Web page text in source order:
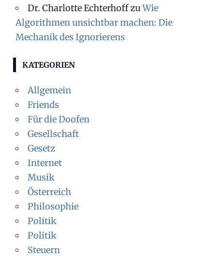
Dr. Charlotte EchterhoffzuWie
Algorithmen unsichtbar machen: Die
Mechanik des Ignorierens
KATEGORIEN
Allgemein
Friends
Für die Doofen
Gesellschaft
Gesetz
Internet
Musik
Österreich
Philosophie
Politik
Politik
Steuern